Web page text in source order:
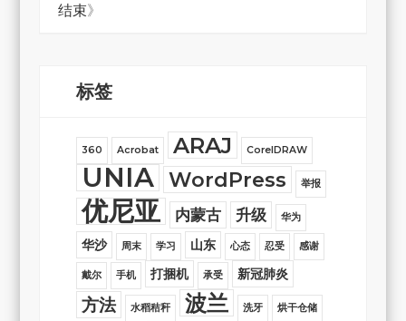
结束》
标签
360 Acrobat ARAJ CorelDRAW
UNIA WordPress 举报
优尼亚 内蒙古 升级 华为
华沙 周末 学习 山东 心态 忍受 感谢
戴尔 手机 打捆机 承受 新冠肺炎
方法 水稻秸秆 波兰 洗牙 烘干仓储